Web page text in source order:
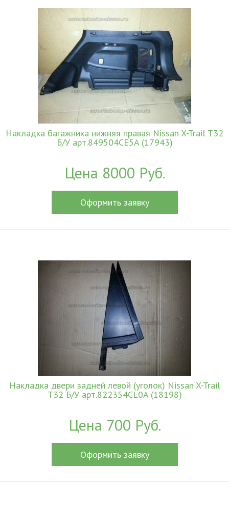
Накладка багажника нижняя правая Nissan X-Trail T32
Б/У арт.849504CE5A (17943)
Цена 8000 Руб.
Оформить заявку
Накладка двери задней левой (уголок) Nissan X-Trail
T32 Б/У арт.822354CL0A (18198)
Цена 700 Руб.
Оформить заявку